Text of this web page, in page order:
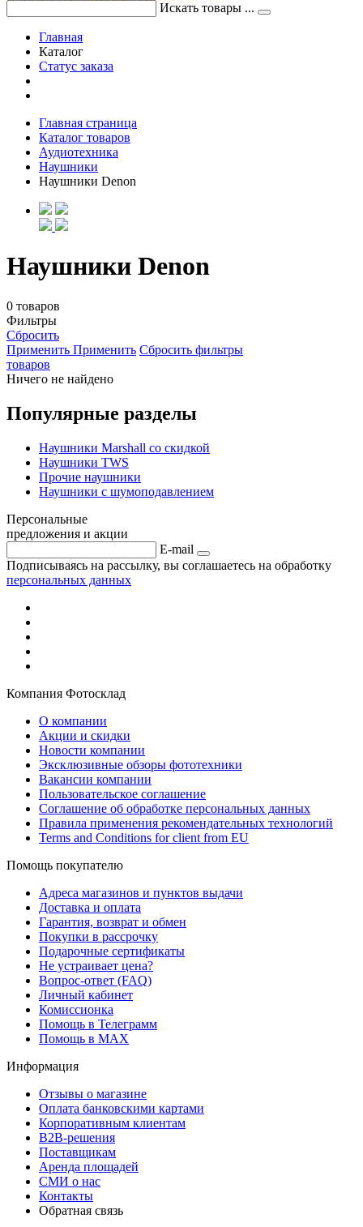
Искать товары ...
Главная
Каталог
Статус заказа
Главная страница
Каталог товаров
Аудиотехника
Наушники
Наушники Denon
Наушники Denon
0 товаров
Фильтры
Сбросить
Применить Применить Сбросить фильтры
товаров
Ничего не найдено
Популярные разделы
Наушники Marshall со скидкой
Наушники TWS
Прочие наушники
Наушники с шумоподавлением
Персональные
предложения и акции
E-mail
Подписываясь на рассылку, вы соглашаетесь на обработку
персональных данных
Компания Фотосклад
О компании
Акции и скидки
Новости компании
Эксклюзивные обзоры фототехники
Вакансии компании
Пользовательское соглашение
Соглашение об обработке персональных данных
Правила применения рекомендательных технологий
Terms and Conditions for client from EU
Помощь покупателю
Адреса магазинов и пунктов выдачи
Доставка и оплата
Гарантия, возврат и обмен
Покупки в рассрочку
Подарочные сертификаты
Не устраивает цена?
Вопрос-ответ (FAQ)
Личный кабинет
Комиссионка
Помощь в Телеграмм
Помощь в MAX
Информация
Отзывы о магазине
Оплата банковскими картами
Корпоративным клиентам
B2B-решения
Поставщикам
Аренда площадей
СМИ о нас
Контакты
Обратная связь